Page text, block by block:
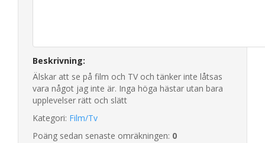
Beskrivning:
Älskar att se på film och TV och tänker inte låtsas
vara något jag inte är. Inga höga hästar utan bara
upplevelser rätt och slätt
Kategori: Film/Tv
Poäng sedan senaste omräkningen: 0